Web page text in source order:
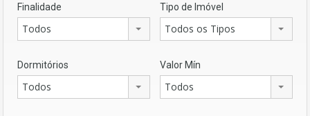
Finalidade
Todos
Tipo de Imóvel
Todos os Tipos
Dormitórios
Todos
Valor Mín
Todos